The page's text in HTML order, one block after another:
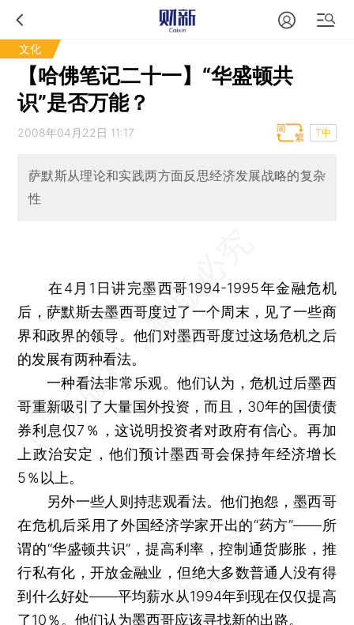
文化
【哈佛笔记二十一】“华盛顿共
识”是否万能？
2008年04月22日 11:17 T中
萨默斯从理论和实践两方面反思经济发展战略的复杂
性
在4月1日讲完墨西哥1994-1995年金融危机
后，萨默斯去墨西哥度过了一个周末，见了一些商
界和政界的领导。他们对墨西哥度过这场危机之后
的发展有两种看法。
一种看法非常乐观。他们认为，危机过后墨西
哥重新吸引了大量国外投资，而且，30年的国债债
券利息仅7％，这说明投资者对政府有信心。再加
上政治安定，他们预计墨西哥会保持年经济增长
5％以上。
另外一些人则持悲观看法。他们抱怨，墨西哥
在危机后采用了外国经济学家开出的“药方”——所
谓的“华盛顿共识”，提高利率，控制通货膨胀，推
行私有化，开放金融业，但绝大多数普通人没有得
到什么好处——平均薪水从1994年到现在仅仅提高
了10％。他们认为墨西哥应该寻找新的出路。